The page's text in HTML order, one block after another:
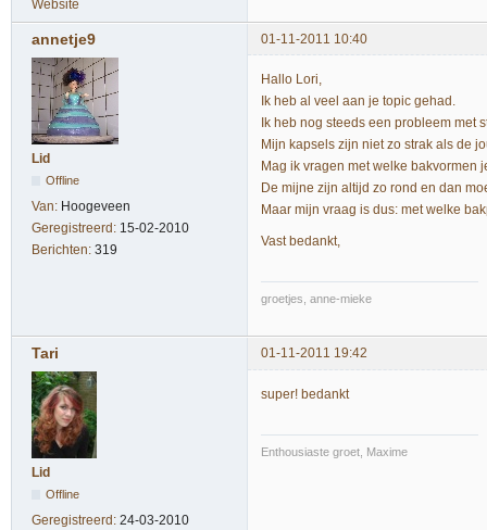
Website
annetje9 01-11-2011 10:40
Lid
Offline
Van: Hoogeveen
Geregistreerd: 15-02-2010
Berichten: 319
Hallo Lori,
Ik heb al veel aan je topic gehad.
Ik heb nog steeds een probleem met
Mijn kapsels zijn niet zo strak als de
Mag ik vragen met welke bakvormen
De mijne zijn altijd zo rond en dan
Maar mijn vraag is dus: met welke
Vast bedankt,
groetjes, anne-mieke
Tari 01-11-2011 19:42
Lid
Offline
Geregistreerd: 24-03-2010
super! bedankt
Enthousiaste groet, Maxime